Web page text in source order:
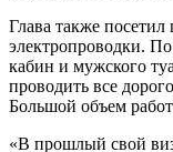
Глава также
электропроводки.
кабин и мужского
проводить все
Большой объем
«В прошлый свой